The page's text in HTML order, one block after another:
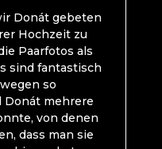
Donát gebeten
Hochzeit zu
Paarfotos als
sind fantastisch
so
Donát mehrere
von denen
dass man sie